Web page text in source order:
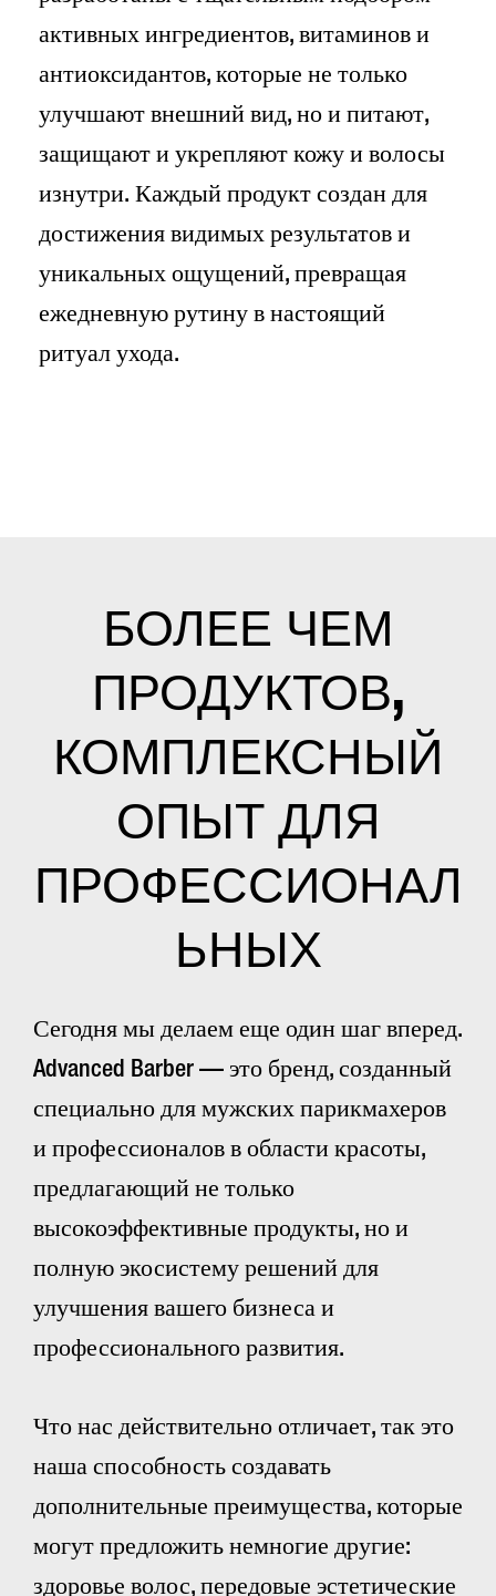
активных ингредиентов, витаминов и
антиоксидантов, которые не только
улучшают внешний вид, но и питают,
защищают и укрепляют кожу и волосы
изнутри. Каждый продукт создан для
достижения видимых результатов и
уникальных ощущений, превращая
ежедневную рутину в настоящий
ритуал ухода.
БОЛЕЕ ЧЕМ
ПРОДУКТОВ,
КОМПЛЕКСНЫЙ
ОПЫТ ДЛЯ
ПРОФЕССИОНАЛ
ЬНЫХ
Сегодня мы делаем еще один шаг вперед.
Advanced Barber — это бренд, созданный
специально для мужских парикмахеров
и профессионалов в области красоты,
предлагающий не только
высокоэффективные продукты, но и
полную экосистему решений для
улучшения вашего бизнеса и
профессионального развития.
Что нас действительно отличает, так это
наша способность создавать
дополнительные преимущества, которые
могут предложить немногие другие:
здоровье волос, передовые эстетические